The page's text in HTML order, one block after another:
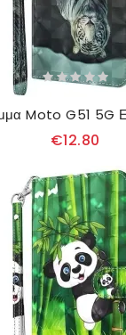
€12.80